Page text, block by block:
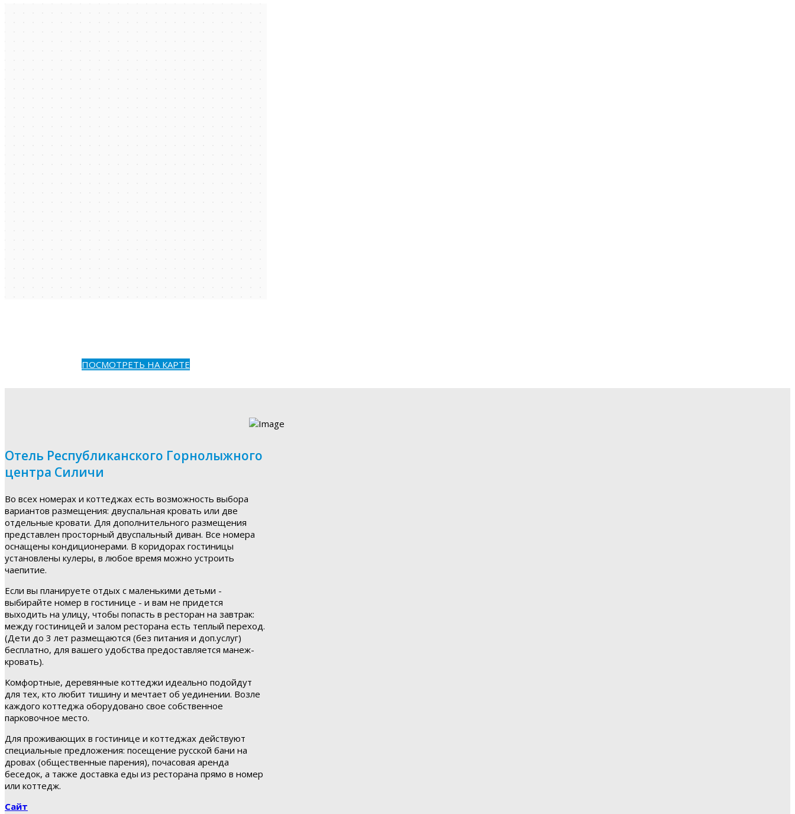
ПОСМОТРЕТЬ НА КАРТЕ
Отель Республиканского Горнолыжного
центра Силичи
Во всех номерах и коттеджах есть возможность выбора
вариантов размещения: двуспальная кровать или две
отдельные кровати. Для дополнительного размещения
представлен просторный двуспальный диван. Все номера
оснащены кондиционерами. В коридорах гостиницы
установлены кулеры, в любое время можно устроить
чаепитие.
Если вы планируете отдых с маленькими детьми -
выбирайте номер в гостинице - и вам не придется
выходить на улицу, чтобы попасть в ресторан на завтрак:
между гостиницей и залом ресторана есть теплый переход.
(Дети до 3 лет размещаются (без питания и доп.услуг)
бесплатно, для вашего удобства предоставляется манеж-
кровать).
Комфортные, деревянные коттеджи идеально подойдут
для тех, кто любит тишину и мечтает об уединении. Возле
каждого коттеджа оборудовано свое собственное
парковочное место.
Для проживающих в гостинице и коттеджах действуют
специальные предложения: посещение русской бани на
дровах (общественные парения), почасовая аренда
беседок, а также доставка еды из ресторана прямо в номер
или коттедж.
Сайт